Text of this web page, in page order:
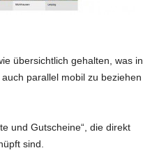
übersichtlich gehalten, was in
parallel mobil zu beziehen
und Gutscheine“, die direkt
sind.